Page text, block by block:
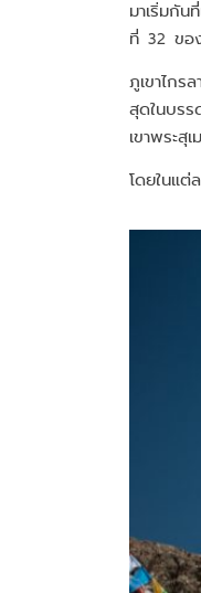
มาเริ่มกัน
ที่ 32 ของ
ภูเขาไกร
สุดในบรร
เขาพระสุเ
โดยในแต่